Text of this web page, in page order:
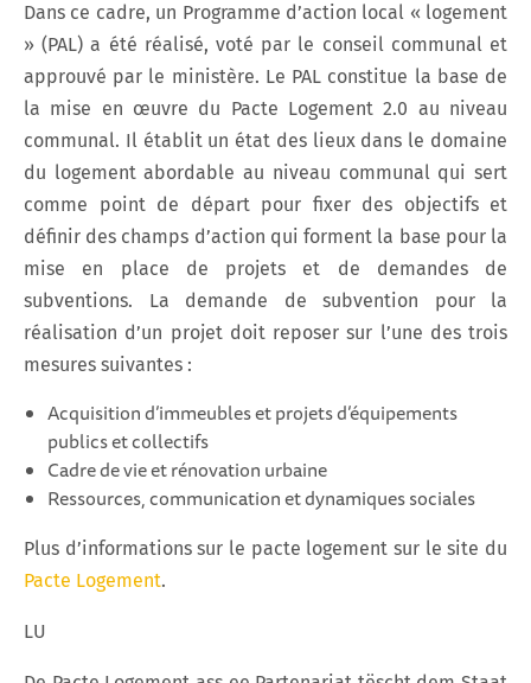
Dans ce cadre, un Programme d’action local « logement
» (PAL) a été réalisé, voté par le conseil communal et
approuvé par le ministère. Le PAL constitue la base de
la mise en œuvre du Pacte Logement 2.0 au niveau
communal. Il établit un état des lieux dans le domaine
du logement abordable au niveau communal qui sert
comme point de départ pour fixer des objectifs et
définir des champs d’action qui forment la base pour la
mise en place de projets et de demandes de
subventions. La demande de subvention pour la
réalisation d’un projet doit reposer sur l’une des trois
mesures suivantes :
Acquisition d’immeubles et projets d’équipements
publics et collectifs
Cadre de vie et rénovation urbaine
Ressources, communication et dynamiques sociales
Plus d’informations sur le pacte logement sur le site du
Pacte Logement.
LU